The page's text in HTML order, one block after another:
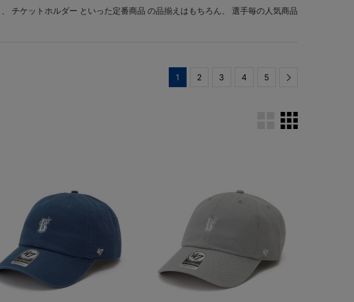
、 チケットホルダー といった定番商品 の品揃えはもちろん、 選手毎の人気商品
1 2 3 4 5